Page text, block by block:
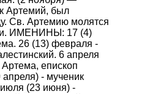
Артемий, был
Св. Артемию молятся
ИМЕНИНЫ: 17 (4)
26 (13) февраля -
6 апреля
Артема, епископ
- мученик
(23 июня) -